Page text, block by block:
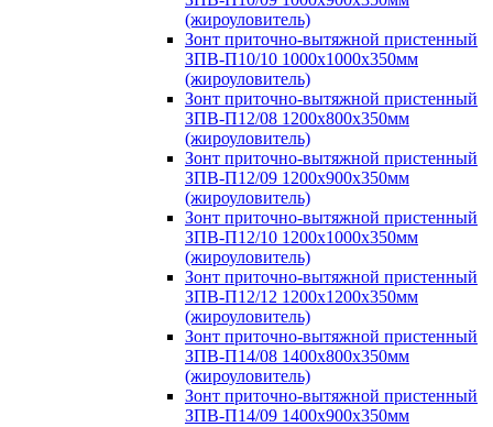
(жироуловитель)
Зонт приточно-вытяжной пристенный
ЗПВ-П10/10 1000х1000х350мм
(жироуловитель)
Зонт приточно-вытяжной пристенный
ЗПВ-П12/08 1200х800х350мм
(жироуловитель)
Зонт приточно-вытяжной пристенный
ЗПВ-П12/09 1200х900х350мм
(жироуловитель)
Зонт приточно-вытяжной пристенный
ЗПВ-П12/10 1200х1000х350мм
(жироуловитель)
Зонт приточно-вытяжной пристенный
ЗПВ-П12/12 1200х1200х350мм
(жироуловитель)
Зонт приточно-вытяжной пристенный
ЗПВ-П14/08 1400х800х350мм
(жироуловитель)
Зонт приточно-вытяжной пристенный
ЗПВ-П14/09 1400х900х350мм